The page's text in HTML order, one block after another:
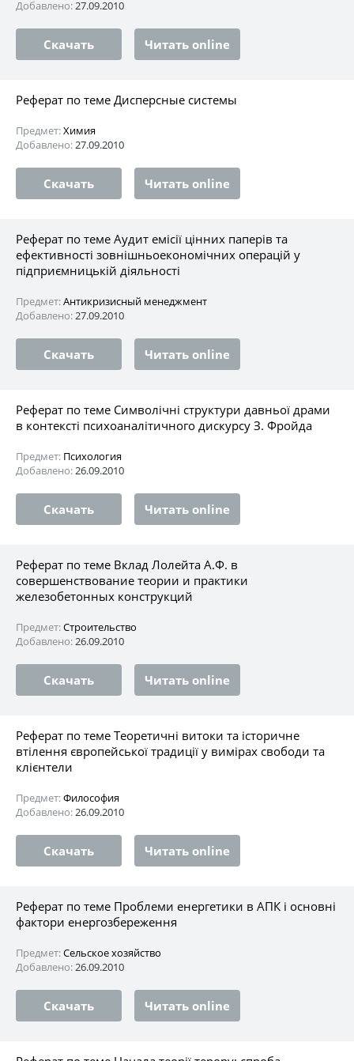
Добавлено:27.09.2010
Скачать Читать online
Реферат по теме Дисперсные системы
Предмет:Химия
Добавлено:27.09.2010
Скачать Читать online
Реферат по теме Аудит емісії цінних паперів та
ефективності зовнішньоекономічних операцій у
підприємницькій діяльності
Предмет:Антикризисный менеджмент
Добавлено:27.09.2010
Скачать Читать online
Реферат по теме Символічні структури давньої драми
в контексті психоаналітичного дискурсу З. Фройда
Предмет: Психология
Добавлено:26.09.2010
Скачать Читать online
Реферат по теме Вклад Лолейта А.Ф. в
совершенствование теории и практики
железобетонных конструкций
Предмет:Строительство
Добавлено:26.09.2010
Скачать Читать online
Реферат по теме Теоретичні витоки та історичне
втілення європейської традиції у вимірах свободи та
клієнтели
Предмет:Философия
Добавлено:26.09.2010
Скачать Читать online
Реферат по теме Проблеми енергетики в АПК і основні
фактори енергозбереження
Предмет:Сельское хозяйство
Добавлено:26.09.2010
Скачать Читать online